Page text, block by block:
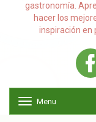
gastronomía.
hacer los
inspiración en
Menu